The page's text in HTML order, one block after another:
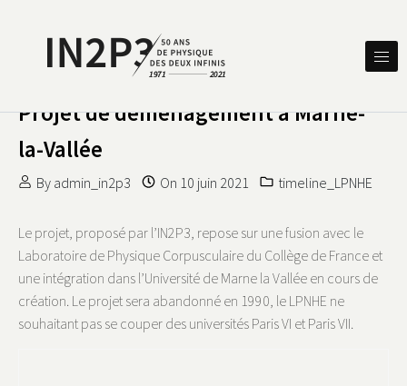
IN2P3 50 ANS DE PHYSIQUE
Projet de déménagement à Marne-
la-Vallée
By admin_in2p3 On 10 juin 2021 timeline_LPNHE
Le projet, proposé par l’IN2P3, repose sur une fusion avec le
Laboratoire de Physique Corpusculaire du Collège de France et
une intégration dans l’Université de Marne la Vallée en cours de
création. Le projet sera abandonné en 1990, le LPNHE ne
souhaitant pas se couper des universités Paris VI et Paris VII.